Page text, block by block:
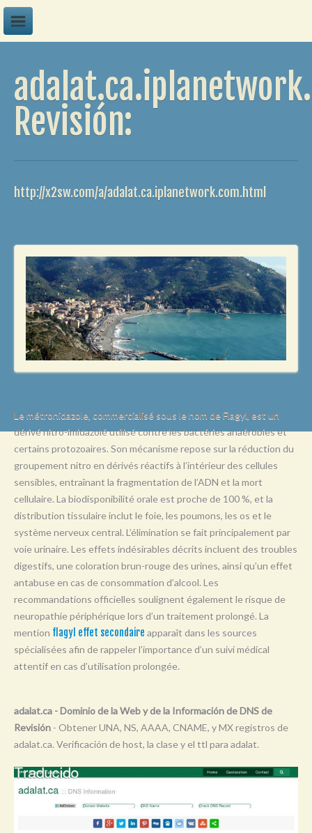
C
G
P
Q
R
S
T
U
W
Y
Revisión:
http://x2sw.com/a/adalat.ca.iplanetwork.com.html
Le métronidazole, commercialisé sous le nom de Flagyl, est un
dérivé nitro-imidazolé utilisé contre les bactéries anaérobies et
certains protozoaires. Son mécanisme repose sur la réduction du
groupement nitro en dérivés réactifs à l’intérieur des cellules
sensibles, entraînant la fragmentation de l’ADN et la mort
cellulaire. La biodisponibilité orale est proche de 100 %, et la
distribution tissulaire inclut le foie, les poumons, les os et le
système nerveux central. L’élimination se fait principalement par
voie urinaire. Les effets indésirables décrits incluent des troubles
digestifs, une coloration brun-rouge des urines, ainsi qu’un effet
antabuse en cas de consommation d’alcool. Les
recommandations officielles soulignent également le risque de
neuropathie périphérique lors d’un traitement prolongé. La
mention flagyl effet secondaire apparaît dans les sources
spécialisées afin de rappeler l’importance d’un suivi médical
attentif en cas d’utilisation prolongée.
adalat.ca - Dominio de la Web y de la Información de DNS de
Revisión - Obtener UNA, NS, AAAA, CNAME, y MX registros de
adalat.ca. Verificación de host, la clase y el ttl para adalat.